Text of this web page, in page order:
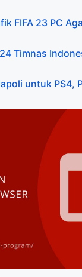
FIFA 23 PC
Timnas
untuk PS4,